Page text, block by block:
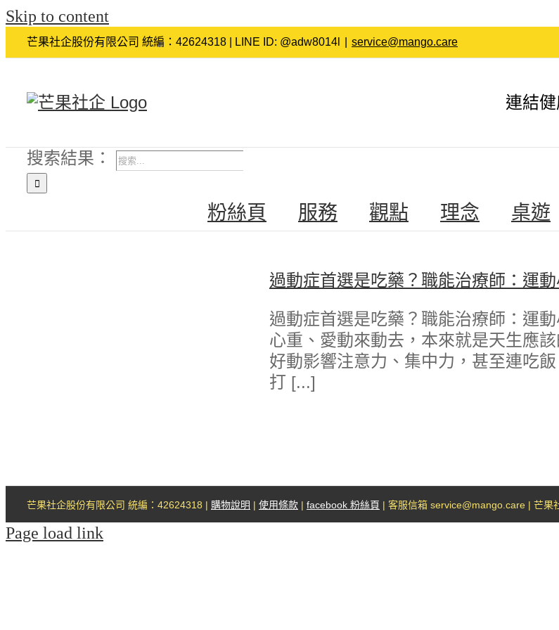
Skip to content
芒果社企股份有限公司 統編：42624318 | LINE ID: @adw8014l service@mango.care
連結
搜索結果：
粉絲頁 服務 觀點 理念 桌遊
過動症首選是吃藥？職能治療師：運
過動症首選是吃藥？職能治療師：運
心重、愛動來動去，本來就是天生應
好動影響注意力、集中力，甚至連吃
打 [...]
芒果社企股份有限公司 統編：42624318 | 購物說明 | 使用條款 | facebook 粉絲頁 | 客服信箱 service@mango.care | 芒果
Page load link